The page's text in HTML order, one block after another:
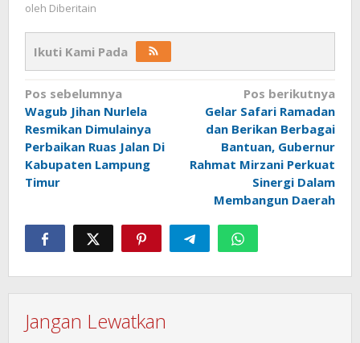
oleh Diberitain
Ikuti Kami Pada
Navigasi
pos
Pos sebelumnya
Wagub Jihan Nurlela
Resmikan Dimulainya
Perbaikan Ruas Jalan Di
Kabupaten Lampung
Timur
Pos berikutnya
Gelar Safari Ramadan
dan Berikan Berbagai
Bantuan, Gubernur
Rahmat Mirzani Perkuat
Sinergi Dalam
Membangun Daerah
Jangan Lewatkan